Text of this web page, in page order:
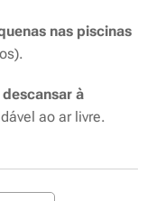
nas piscinas
à
ao ar livre.